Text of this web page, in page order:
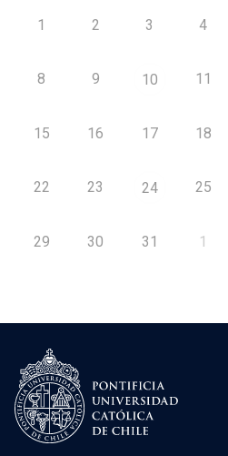
1 2 3 4
8 9 10 11
15 16 17 18
22 23 24 25
29 30 31 1